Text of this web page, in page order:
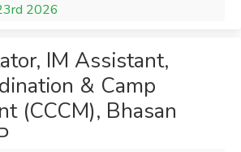
2026
IM Assistant,
& Camp
(CCCM), Bhasan